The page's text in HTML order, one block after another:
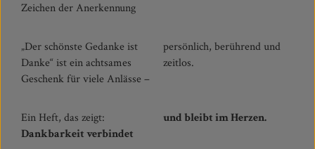
Zeichen der Anerkennung
„Der schönste Gedanke ist
Danke“ ist ein achtsames
Geschenk für viele Anlässe –
persönlich, berührend und
zeitlos.
Ein Heft, das zeigt:
Dankbarkeit verbindet
und bleibt im Herzen.